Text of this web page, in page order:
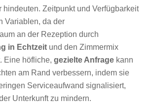
hindeuten. Zeitpunkt und Verfügbarkeit
Variablen, da der
an der Rezeption durch
in Echtzeit und den Zimmermix
Eine höfliche,gezielte Anfrage kann
am Rand verbessern, indem sie
Serviceaufwand signalisiert,
Unterkunft zu mindern.